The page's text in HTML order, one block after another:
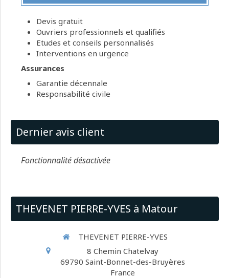
Devis gratuit
Ouvriers professionnels et qualifiés
Etudes et conseils personnalisés
Interventions en urgence
Assurances
Garantie décennale
Responsabilité civile
Dernier avis client
Fonctionnalité désactivée
THEVENET PIERRE-YVES à Matour
THEVENET PIERRE-YVES
8 Chemin Chatelvay
69790 Saint-Bonnet-des-Bruyères
France